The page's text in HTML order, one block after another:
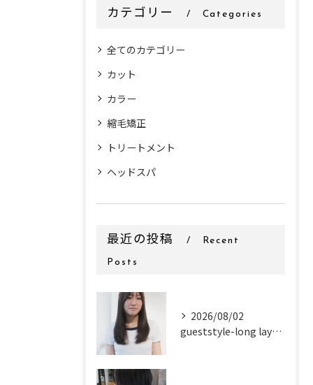
カテゴリー Categories
全てのカテゴリー
カット
カラー
縮毛矯正
トリートメント
ヘッドスパ
最近の投稿 Recent
Posts
2026/08/02
gueststyle-long layer-